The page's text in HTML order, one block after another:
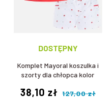
DOSTĘPNY
Komplet Mayoral koszulka i
szorty dla chłopca kolor
38,10 zł 127,00 zł